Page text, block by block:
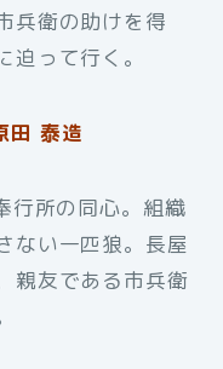
兵衛の助けを得
って行く。
田 泰造
行所の同心。組織
ない一匹狼。長屋
親友である市兵衛